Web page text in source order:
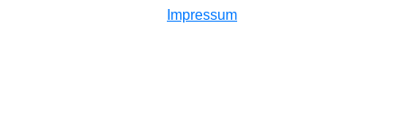
Impressum